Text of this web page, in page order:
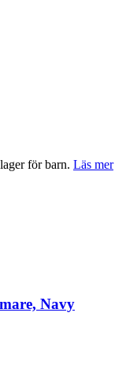
för barn. Läs mer
Navy